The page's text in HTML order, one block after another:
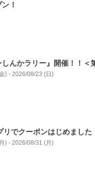
！
しんかラリー』開催！！＜
) - 2026/08/23 (日)
リでクーポンはじめました
) - 2026/08/31 (月)